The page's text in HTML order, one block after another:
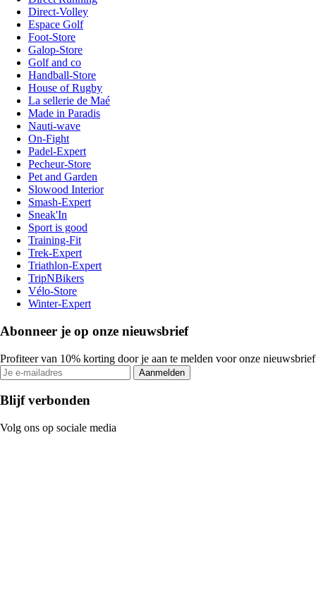
Direct-Volley
Espace Golf
Foot-Store
Galop-Store
Golf and co
Handball-Store
House of Rugby
La sellerie de Maé
Made in Paradis
Nauti-wave
On-Fight
Padel-Expert
Pecheur-Store
Pet and Garden
Slowood Interior
Smash-Expert
Sneak'In
Sport is good
Training-Fit
Trek-Expert
Triathlon-Expert
TripNBikers
Vélo-Store
Winter-Expert
Abonneer je op onze nieuwsbrief
Profiteer van 10% korting door je aan te melden voor onze nieuwsbrief
Aanmelden
Blijf verbonden
Volg ons op sociale media